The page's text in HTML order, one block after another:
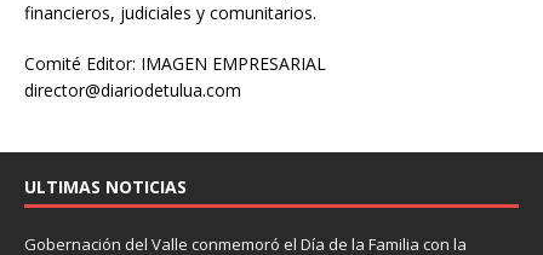
financieros, judiciales y comunitarios.
Comité Editor: IMAGEN EMPRESARIAL
director@diariodetulua.com
ULTIMAS NOTICIAS
Gobernación del Valle conmemoró el Día de la Familia con la